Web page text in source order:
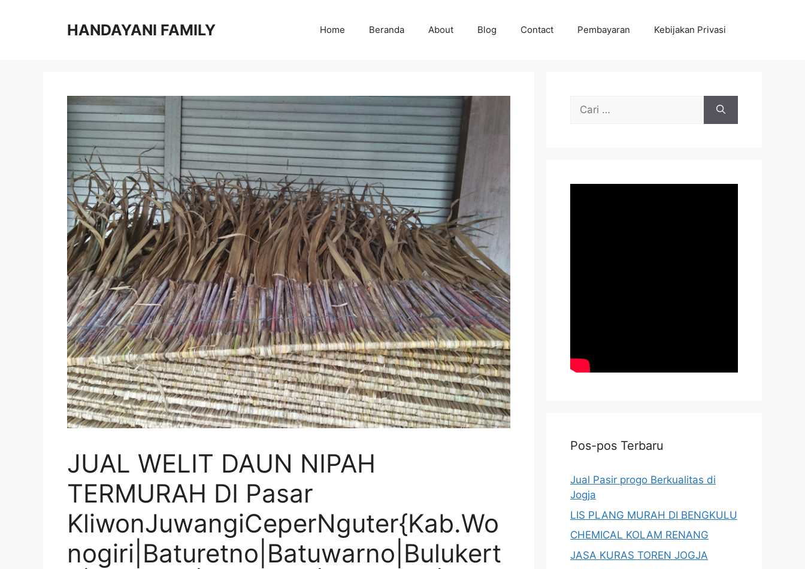
HANDAYANI FAMILY Home Beranda About Blog Contact Pembayaran Kebijakan Privasi
JUAL WELIT DAUN NIPAH
TERMURAH DI Pasar
KliwonJuwangiCeperNguter{Kab.Wo
nogiri|Baturetno|Batuwarno|Bulukert
Cari
Pos-pos Terbaru
Jual Pasir progo Berkualitas di
Jogja
LIS PLANG MURAH DI BENGKULU
CHEMICAL KOLAM RENANG
JASA KURAS TOREN JOGJA